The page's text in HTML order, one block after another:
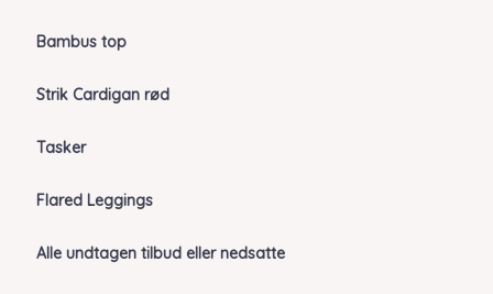
Bambus top
Strik Cardigan rød
Tasker
Flared Leggings
Alle undtagen tilbud eller nedsatte